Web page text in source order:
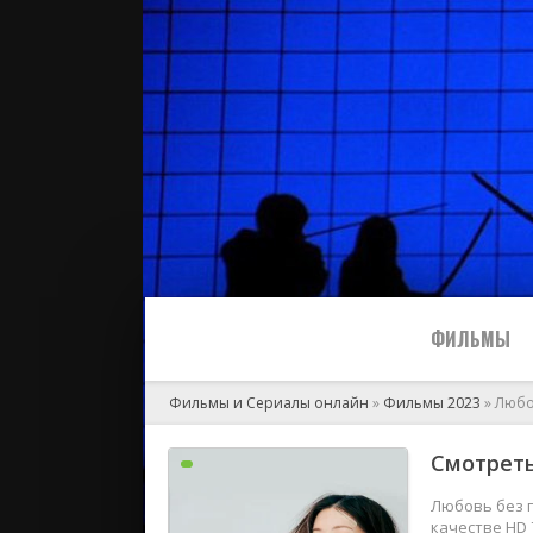
ФИЛЬМЫ
2024
Фильмы и Сериалы онлайн » Фильмы 2023 »
Любовь без
качестве